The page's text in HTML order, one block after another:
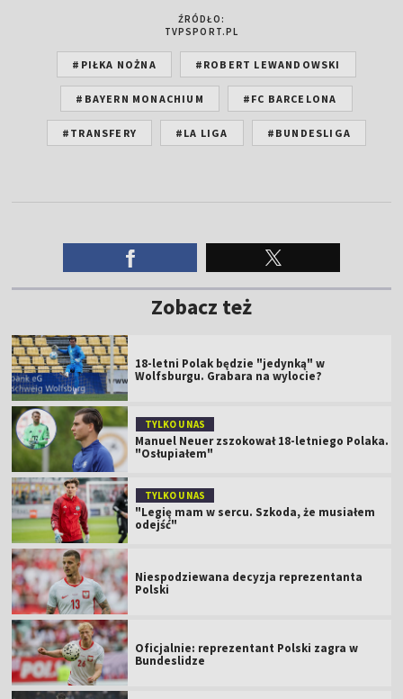
ŹRÓDŁO:
TVPSPORT.PL
#PIŁKA NOŻNA #ROBERT LEWANDOWSKI
#BAYERN MONACHIUM #FC BARCELONA
#TRANSFERY #LA LIGA #BUNDESLIGA
Zobacz też
18-letni Polak będzie "jedynką" w
Wolfsburgu. Grabara na wylocie?
TYLKO U NAS
Manuel Neuer zszokował 18-letniego Polaka.
"Osłupiałem"
TYLKO U NAS
"Legię mam w sercu. Szkoda, że musiałem
odejść"
Niespodziewana decyzja reprezentanta
Polski
Oficjalnie: reprezentant Polski zagra w
Bundeslidze